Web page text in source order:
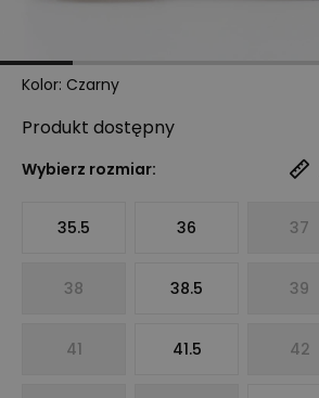
Kolor: Czarny
Produkt dostępny
Wybierz rozmiar:
35.5 36 37
38 38.5 39
41 41.5 42